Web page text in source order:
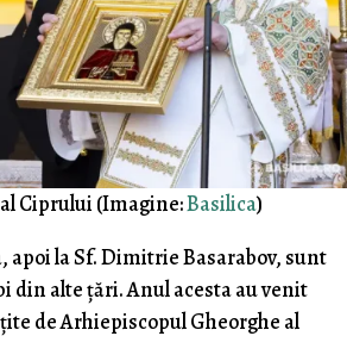
Ciprului (Imagine:Basilica)
apoi la Sf. Dimitrie Basarabov, sunt
din alte țări. Anul acesta au venit
de Arhiepiscopul Gheorghe al